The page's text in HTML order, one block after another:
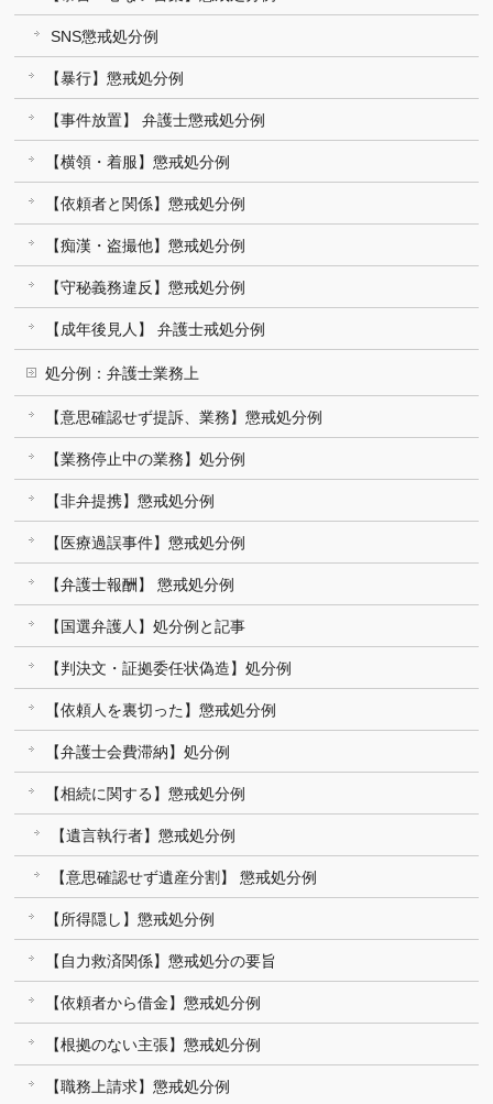
SNS懲戒処分例
【暴行】懲戒処分例
【事件放置】 弁護士懲戒処分例
【横領・着服】懲戒処分例
【依頼者と関係】懲戒処分例
【痴漢・盗撮他】懲戒処分例
【守秘義務違反】懲戒処分例
【成年後見人】 弁護士戒処分例
処分例：弁護士業務上
【意思確認せず提訴、業務】懲戒処分例
【業務停止中の業務】処分例
【非弁提携】懲戒処分例
【医療過誤事件】懲戒処分例
【弁護士報酬】 懲戒処分例
【国選弁護人】処分例と記事
【判決文・証拠委任状偽造】処分例
【依頼人を裏切った】懲戒処分例
【弁護士会費滞納】処分例
【相続に関する】懲戒処分例
【遺言執行者】懲戒処分例
【意思確認せず遺産分割】 懲戒処分例
【所得隠し】懲戒処分例
【自力救済関係】懲戒処分の要旨
【依頼者から借金】懲戒処分例
【根拠のない主張】懲戒処分例
【職務上請求】懲戒処分例